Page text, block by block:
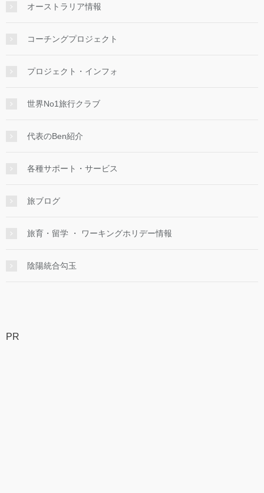
オーストラリア情報
コーチングプロジェクト
プロジェクト・インフォ
世界No1旅行クラブ
代表のBen紹介
各種サポート・サービス
旅ブログ
旅育・留学 ・ ワーキングホリデー情報
陰陽統合勾玉
PR